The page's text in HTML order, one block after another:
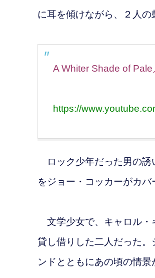
に耳を傾けながら、２人の
A Whiter Shade of
https://
ロック少年だった男の誘
をジョー・コッカーがカ
文学少女で、キャロル・
貸し借りした二人だった
ンドとともにあの頃の情景